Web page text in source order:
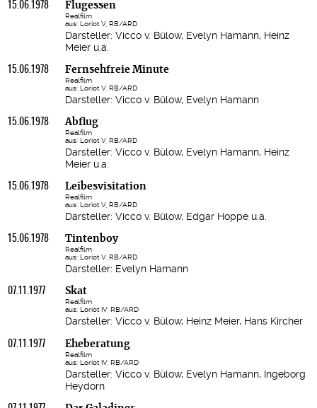
15.06.1978 Flugessen
Realfilm
aus: Loriot V, RB/ARD
Darsteller: Vicco v. Bülow, Evelyn Hamann, Heinz
Meier u.a.
15.06.1978 Fernsehfreie Minute
Realfilm
aus: Loriot V, RB/ARD
Darsteller: Vicco v. Bülow, Evelyn Hamann
15.06.1978 Abflug
Realfilm
aus: Loriot V, RB/ARD
Darsteller: Vicco v. Bülow, Evelyn Hamann, Heinz
Meier u.a.
15.06.1978 Leibesvisitation
Realfilm
aus: Loriot V, RB/ARD
Darsteller: Vicco v. Bülow, Edgar Hoppe u.a.
15.06.1978 Tintenboy
Realfilm
aus: Loriot V, RB/ARD
Darsteller: Evelyn Hamann
07.11.1977 Skat
Realfilm
aus: Loriot IV, RB/ARD
Darsteller: Vicco v. Bülow, Heinz Meier, Hans Kircher
07.11.1977 Eheberatung
Realfilm
aus: Loriot IV, RB/ARD
Darsteller: Vicco v. Bülow, Evelyn Hamann, Ingeborg
Heydorn